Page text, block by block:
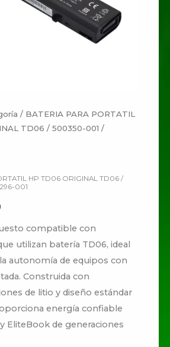
/ BATERIA PARA PORTATIL
TD06 / 500350-001 /
HP TD06 ORIGINAL TD06 /
001
compatible con
utilizan batería TD06, ideal
autonomía de equipos con
Construida con
de litio y diseño estándar
energía confiable
EliteBook de generaciones